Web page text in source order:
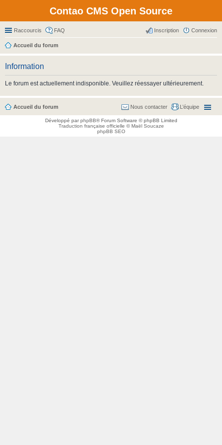
Contao CMS Open Source
Raccourcis FAQ Connexion
Inscription
Accueil du forum
Information
Le forum est actuellement indisponible. Veuillez réessayer ultérieurement.
Accueil du forum L’équipe
Nous contacter
Développé parphpBB® Forum Software © phpBB Limited
Traduction française officielle ©Maël Soucaze
phpBB SEO